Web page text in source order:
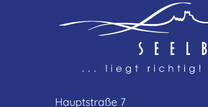
Hauptstraße 7